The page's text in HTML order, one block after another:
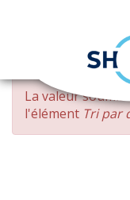
Aller
contenu
principal
MESSAGE
D'ERREUR
La valeur soumise
l'élément Tri par